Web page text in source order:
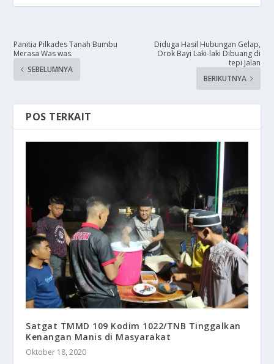
Panitia Pilkades Tanah Bumbu
Merasa Was was.
SEBELUMNYA
​Diduga Hasil Hubungan Gelap,
Orok Bayi Laki-laki Dibuang di
tepi Jalan
BERIKUTNYA
POS TERKAIT
Satgat TMMD 109 Kodim 1022/TNB Tinggalkan
Kenangan Manis di Masyarakat
Oktober 18, 2020